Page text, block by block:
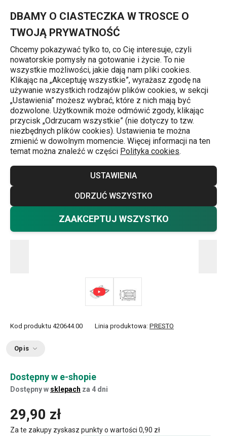
DBAMY O CIASTECZKA W TROSCE O
TWOJĄ PRYWATNOŚĆ
Chcemy pokazywać tylko to, co Cię interesuje, czyli
nowatorskie pomysły na gotowanie i życie. To nie
wszystkie możliwości, jakie dają nam pliki cookies.
Klikając na „Akceptuję wszystkie”, wyrażasz zgodę na
używanie wszystkich rodzajów plików cookies, w sekcji
„Ustawienia” możesz wybrać, które z nich mają być
dozwolone. Użytkownik może odmówić zgody, klikając
przycisk „Odrzucam wszystkie” (nie dotyczy to tzw.
niezbędnych plików cookies). Ustawienia te można
zmienić w dowolnym momencie. Więcej informacji na ten
temat można znaleźć w części Polityka cookies.
USTAWIENIA
ODRZUĆ WSZYSTKO
ZAAKCEPTUJ WSZYSTKO
Krajarki do żywności
Krajarka do jajek PRESTO
Kod produktu 420644.00 Linia produktowa: PRESTO
Opis
Dostępny w e-shopie
Dostępny w sklepach za 4 dni
29,90 zł
Za te zakupy zyskasz punkty o wartości 0,90 zł